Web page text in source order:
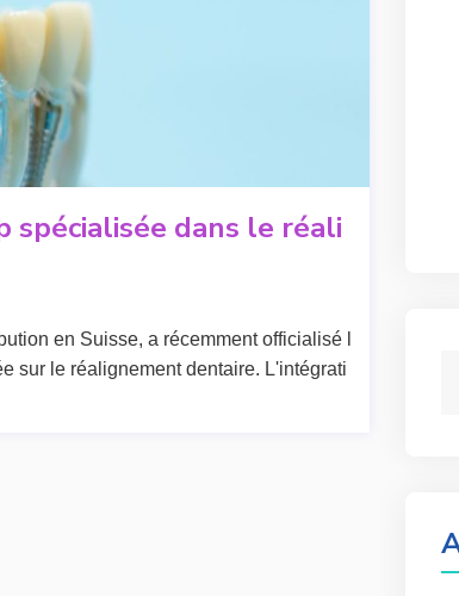
dans le réali
en Suisse, a récemment officialisé l
sur le réalignement dentaire. L'intégrati